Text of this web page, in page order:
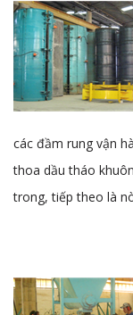
các đầm rung vận
thoa dầu tháo
trong, tiếp theo là